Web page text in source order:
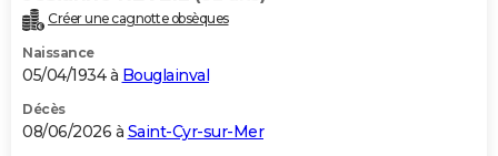
Créer une cagnotte obsèques
Naissance
05/04/1934 à Bouglainval
Décès
08/06/2026 à Saint-Cyr-sur-Mer